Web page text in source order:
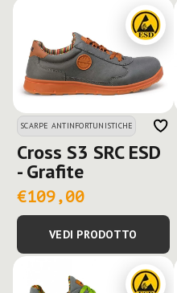
SCARPE ANTINFORTUNISTICHE
Cross S3 SRC ESD
- Grafite
€109,00
VEDI PRODOTTO